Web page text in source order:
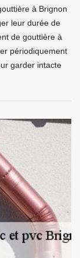
à Brignon
leur durée de
de gouttière à
périodiquement
garder intacte